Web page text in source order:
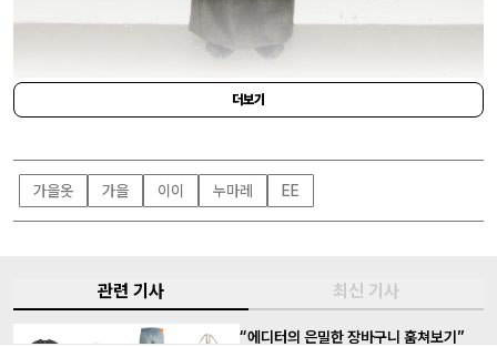
더보기
가을옷 가을 이이 누마레 EE
관련 기사 최신 기사
“에디터의 은밀한 장바구니 훔쳐보기”